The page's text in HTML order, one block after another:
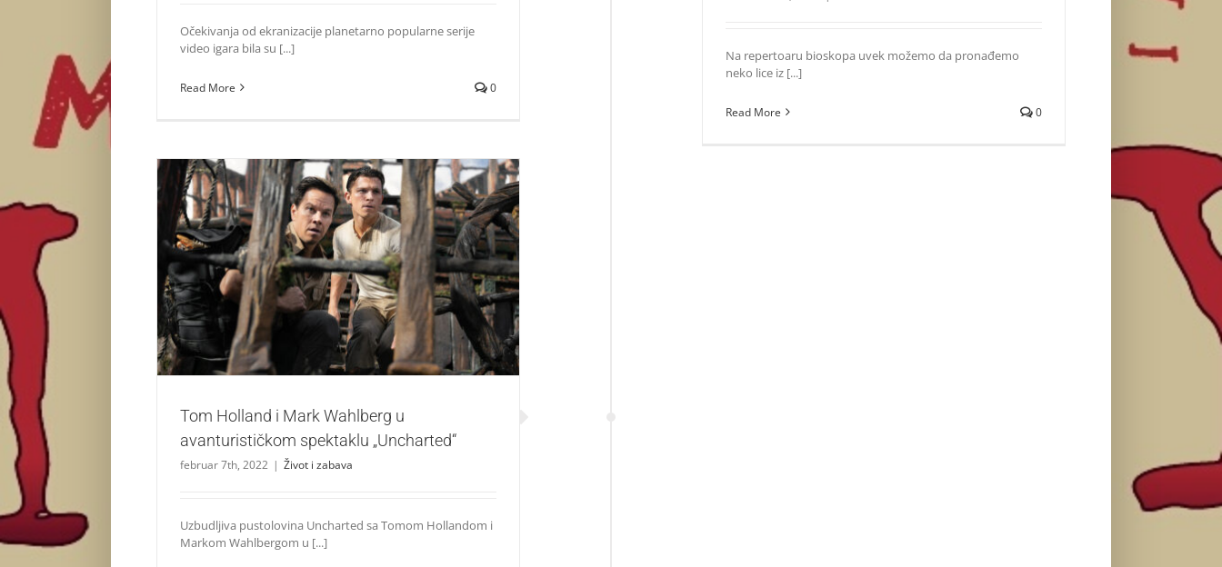
Očekivanja od ekranizacije planetarno popularne serije
video igara bila su [...]
Read More 0
Na repertoaru bioskopa uvek možemo da pronađemo
neko lice iz [...]
Read More 0
Tom Holland i Mark Wahlberg u avanturističkom spektaklu
„Uncharted“
Život i zabava
Tom Holland i Mark Wahlberg u
avanturističkom spektaklu „Uncharted“
februar 7th, 2022 | Život i zabava
Uzbudljiva pustolovina Uncharted sa Tomom Hollandom i
Markom Wahlbergom u [...]